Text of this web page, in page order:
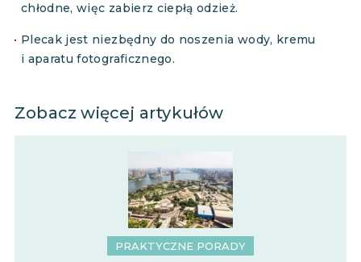
chłodne, więc zabierz ciepłą odzież.
Plecak jest niezbędny do noszenia wody, kremu
i aparatu fotograficznego.
Zobacz więcej artykułów
PRAKTYCZNE PORADY